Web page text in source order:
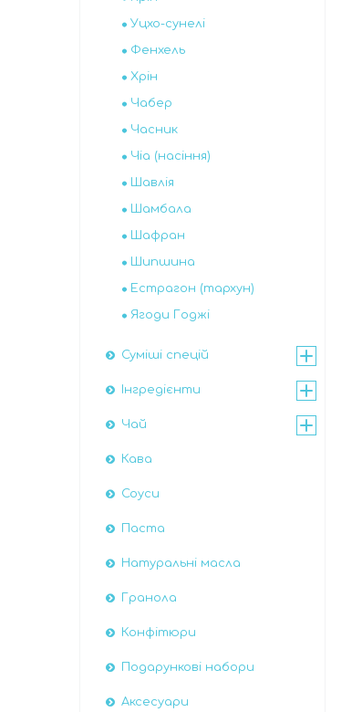
Уцхо-сунелі
Фенхель
Хрін
Чабер
Часник
Чіа (насіння)
Шавлія
Шамбала
Шафран
Шипшина
Естрагон (тархун)
Ягоди Годжі
Суміші спецій
Інгредієнти
Чай
Кава
Соуси
Паста
Натуральні масла
Гранола
Конфітюри
Подарункові набори
Аксесуари